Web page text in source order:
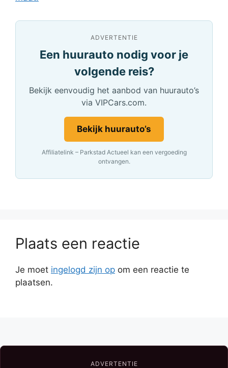
ADVERTENTIE
Een huurauto nodig voor je
volgende reis?
Bekijk eenvoudig het aanbod van huurauto’s
via VIPCars.com.
Bekijk huurauto’s
Affiliatelink – Parkstad Actueel kan een vergoeding
ontvangen.
Plaats een reactie
Je moet ingelogd zijn op om een reactie te
plaatsen.
ADVERTENTIE